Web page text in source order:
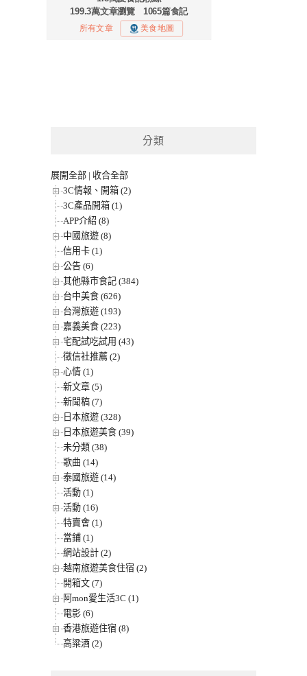
分類
展開全部 | 收合全部
3C情報、開箱 (2)
3C產品開箱 (1)
APP介紹 (8)
中國旅遊 (8)
信用卡 (1)
公告 (6)
其他縣市食記 (384)
台中美食 (626)
台灣旅遊 (193)
嘉義美食 (223)
宅配試吃試用 (43)
徵信社推薦 (2)
心情 (1)
新文章 (5)
新聞稿 (7)
日本旅遊 (328)
日本旅遊美食 (39)
未分類 (38)
歌曲 (14)
泰國旅遊 (14)
活動 (1)
活動 (16)
特賣會 (1)
當鋪 (1)
網站設計 (2)
越南旅遊美食住宿 (2)
開箱文 (7)
阿mon愛生活3C (1)
電影 (6)
香港旅遊住宿 (8)
高粱酒 (2)